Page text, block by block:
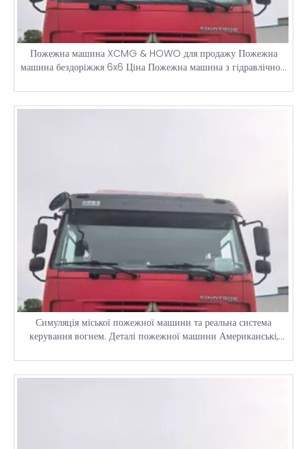
Пожежна машина XCMG & HOWO для продажу Пожежна
машина бездоріжжя 6x6 Ціна Пожежна машина з гідравлічною
Симуляція міської пожежної машини та реальна система
керування вогнем. Деталі пожежної машини Американські,